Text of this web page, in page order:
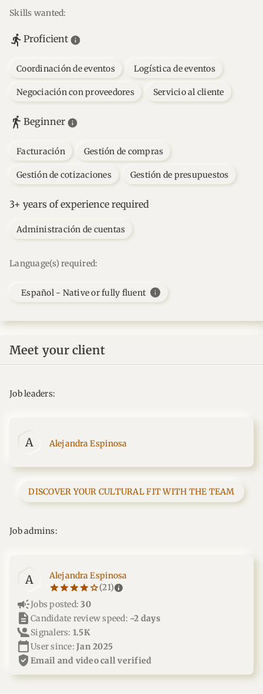
Skills wanted:
Proficient
Coordinación de eventos Logística de eventos
Negociación con proveedores Servicio al cliente
Beginner
Facturación Gestión de compras
Gestión de cotizaciones Gestión de presupuestos
3+ years of experience required
Administración de cuentas
Language(s) required:
Español - Native or fully fluent info
Meet your client
Job leaders:
A Alejandra Espinosa
DISCOVER YOUR CULTURAL FIT WITH THE TEAM
Job admins:
A Alejandra Espinosa
star_borderstar_borderstar_borderstar_borderstar_border
starstarstarstarstar(21)info
campaign Jobs posted:30
description Candidate review speed: ~2 days
Signalers: 1.5K
calendar_today User since:Jan 2025
verified_user email and video call verified